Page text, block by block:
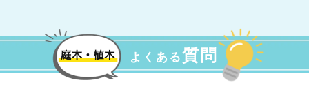
よくある質問